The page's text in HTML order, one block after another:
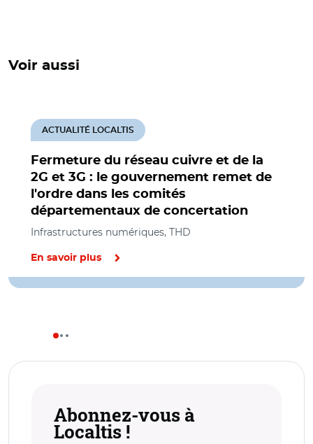
Voir aussi
Fermeture du réseau cuivre et de la
2G et 3G : le gouvernement remet de
l'ordre dans les comités
départementaux de concertation
ACTUALITÉ LOCALTIS
Infrastructures numériques, THD
En savoir plus
Abonnez-vous à
Localtis !